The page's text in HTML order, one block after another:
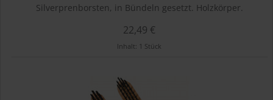
Silverprenborsten, in Bündeln gesetzt. Holzkörper.
22,49 €
Inhalt: 1 Stück